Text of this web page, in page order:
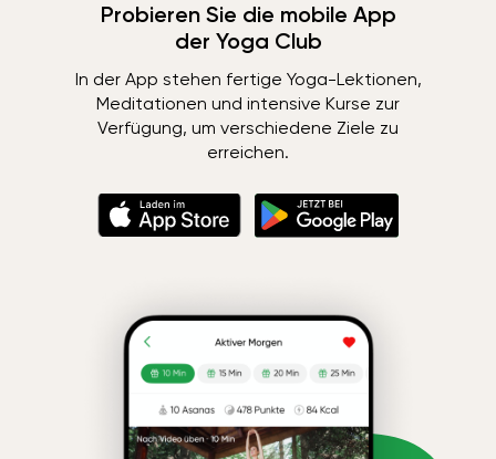
Probieren Sie die mobile App
der Yoga Club
In der App stehen fertige Yoga-Lektionen,
Meditationen und intensive Kurse zur
Verfügung, um verschiedene Ziele zu
erreichen.